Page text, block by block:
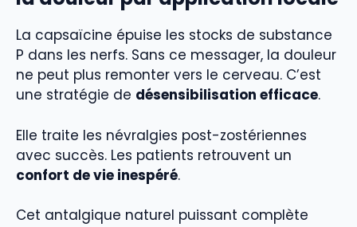
La capsaïcine épuise les stocks de substance
P dans les nerfs. Sans ce messager, la douleur
ne peut plus remonter vers le cerveau. C’est
une stratégie de désensibilisation efficace.
Elle traite les névralgies post-zostériennes
avec succès. Les patients retrouvent un
confort de vie inespéré.
Cet antalgique naturel puissant complète